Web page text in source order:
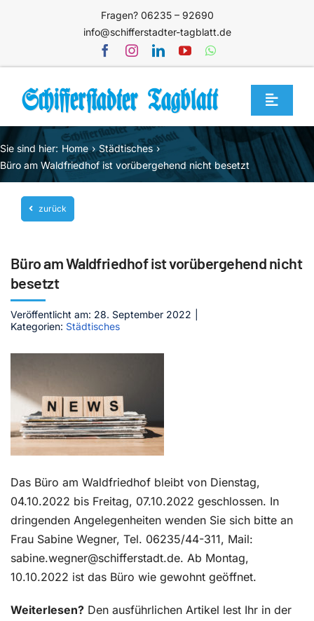
Fragen? 06235 – 92690
info@schifferstadter-tagblatt.de
Toggle
Home
Themen
Blog
Unternehmen
Mediathek
Jetzt abonnieren
Sie sind hier: Home
Städtisches
Büro am Waldfriedhof ist vorübergehend nicht besetzt
zurück
Büro am Waldfriedhof ist vorübergehend nicht
besetzt
Veröffentlicht am: 28. September 2022
Kategorien: Städtisches
Das Büro am Waldfriedhof bleibt von Dienstag,
04.10.2022 bis Freitag, 07.10.2022 geschlossen. In
dringenden Angelegenheiten wenden Sie sich bitte an
Frau Sabine Wegner, Tel. 06235/44-311, Mail:
sabine.wegner@schifferstadt.de. Ab Montag,
10.10.2022 ist das Büro wie gewohnt geöffnet.
Weiterlesen? Den ausführlichen Artikel lest Ihr in der